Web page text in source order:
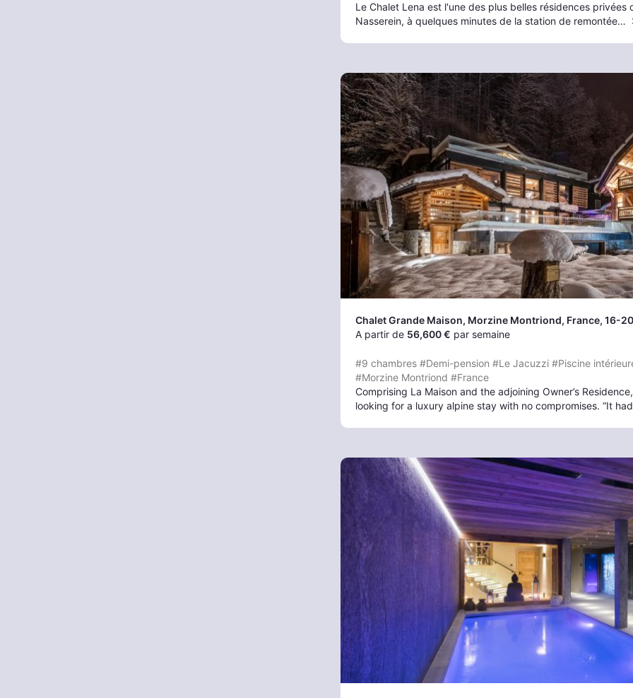
Le Chalet Lena est l'une des plus belles résidences
Nasserein, à quelques minutes de la station de remontée…
Chalet Grande Maison, Morzine Montriond, France, 16-
A partir de 56,600 € par semaine
#9 chambres #Demi-pension #Le Jacuzzi #Piscine
#Morzine Montriond #France
Comprising La Maison and the adjoining Owner’s
looking for a luxury alpine stay with no compromises. “It